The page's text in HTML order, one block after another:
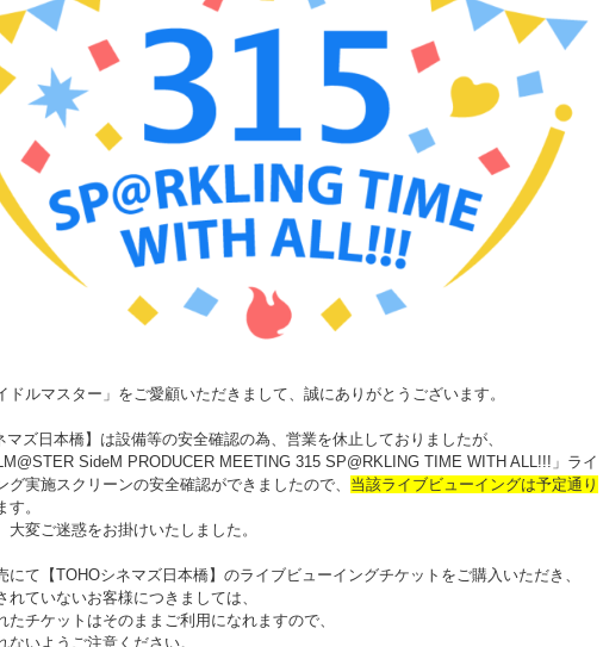
ドルマスター」をご愛顧いただきまして、誠にありがとうございます。
マズ日本橋】は設備等の安全確認の為、営業を休止しておりましたが、
SideM PRODUCER MEETING 315 SP@RKLING TIME WITH ALL!!!」ライ
グ実施スクリーンの安全確認ができましたので、 当該ライブビューイングは予定通り
す。
大変ご迷惑をお掛けいたしました。
にて【TOHOシネマズ日本橋】のライブビューイングチケットをご購入いただき、
れていないお客様につきましては、
たチケットはそのままご利用になれますので、
ないようご注意ください。